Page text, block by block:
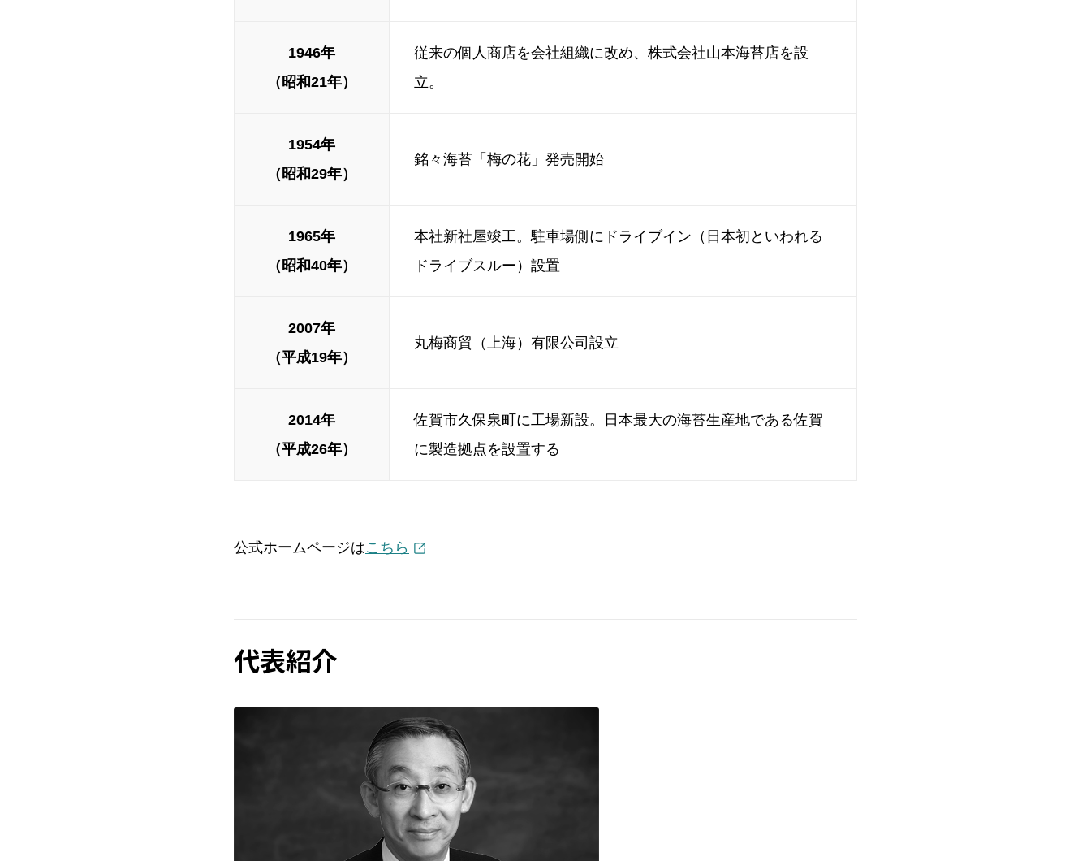
1946年
（昭和21年）
従来の個人商店を会社組織に改め、株式会社山本海苔店を設
立。
1954年
（昭和29年）
銘々海苔「梅の花」発売開始
1965年
（昭和40年）
本社新社屋竣工。駐車場側にドライブイン（日本初といわれる
ドライブスルー）設置
2007年
（平成19年）
丸梅商貿（上海）有限公司設立
2014年
（平成26年）
佐賀市久保泉町に工場新設。日本最大の海苔生産地である佐賀
に製造拠点を設置する
公式ホームページはこちら
代表紹介